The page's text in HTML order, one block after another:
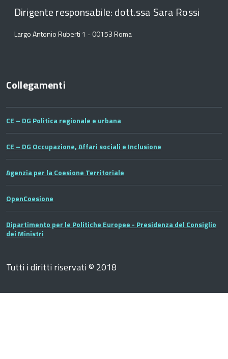
Dirigente responsabile: dott.ssa Sara Rossi
Largo Antonio Ruberti 1 - 00153 Roma
Collegamenti
CE – DG Politica regionale e urbana
CE – DG Occupazione, Affari sociali e Inclusione
Agenzia per la Coesione Territoriale
OpenCoesione
Dipartimento per le Politiche Europee - Presidenza del Consiglio
dei Ministri
Tutti i diritti riservati © 2018